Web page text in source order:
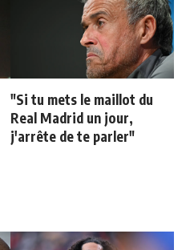
"Si tu mets le maillot du
Real Madrid un jour,
j'arrête de te parler"